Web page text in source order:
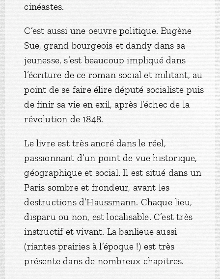
cinéastes.
C’est aussi une oeuvre politique. Eugène
Sue, grand bourgeois et dandy dans sa
jeunesse, s’est beaucoup impliqué dans
l’écriture de ce roman social et militant, au
point de se faire élire député socialiste puis
de finir sa vie en exil, après l’échec de la
révolution de 1848.
Le livre est très ancré dans le réel,
passionnant d’un point de vue historique,
géographique et social. Il est situé dans un
Paris sombre et frondeur, avant les
destructions d’Haussmann. Chaque lieu,
disparu ou non, est localisable. C’est très
instructif et vivant. La banlieue aussi
(riantes prairies à l’époque !) est très
présente dans de nombreux chapitres.